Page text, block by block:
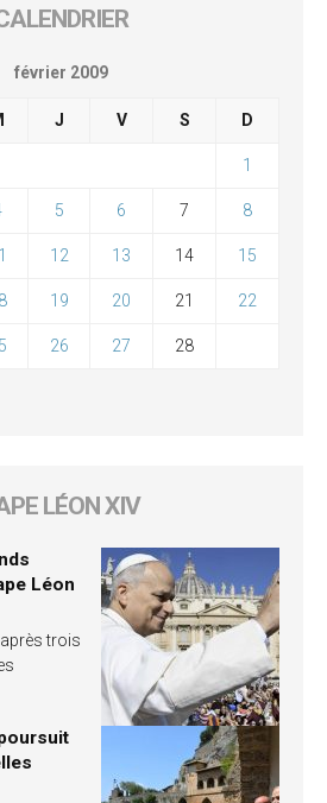
février 2009
J V S D
1
5 6 7 8
12 13 14 15
19 20 21 22
26 27 28
LÉON XIV
Léon
trois